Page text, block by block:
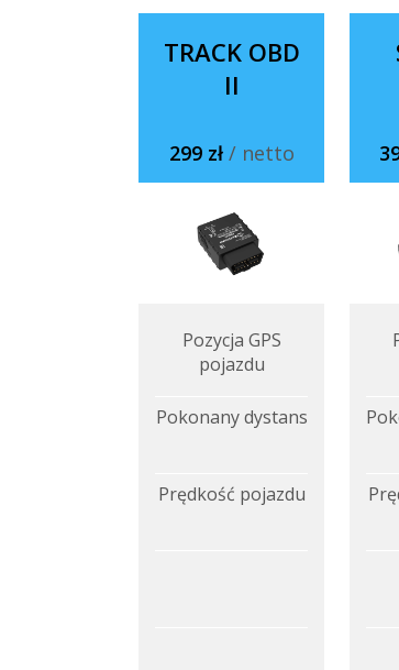
TRACK OBD
II
299 zł / netto
Pozycja GPS
pojazdu
Pokonany dystans
Prędkość pojazdu